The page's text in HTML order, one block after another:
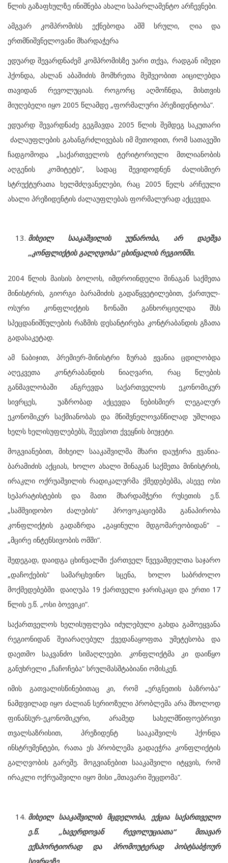
წლის გაზაფხულზე ინიშნება ახალი საპარლამენტო არჩევნები.
ამგვარ კომპრომისს ექნებოდა აშშ სრული, ღია და
ერთმნიშვნელოვანი მხარდაჭერა
ედუარდ შევარდნაძემ კომპრომისზე უარი თქვა, რადგან იმედი
ჰქონდა, ასლან აბაშიძის მომხრეთა მეშვეობით აიცილებდა
თავიდან რევოლუციას. როგორც აღმოჩნდა, მისთვის
მიუღებელი იყო 2005 წლამდე „ფორმალური პრეზიდენტობა“.
ედუარდ შევარდნაძე გეგმავდა 2005 წლის შემდეგ საკუთარი
ძალაუფლების გახანგრძლივებას იმ მეთოდით, რომ სათავეში
ჩადგომოდა „საქართველოს ტერიტორიული მთლიანობის
აღგენის კომიტეტს“, სადაც შევიდოდნენ ძალისმიერ
სტრუქტურათა ხელმძღვანელები, რაც 2005 წელს არჩეული
ახალი პრეზიდენტის ძალაუფლებას ფორმალურად აქცევდა.
მიხეილ სააკაშვილის უუნარობა, არ დაეშვა
„კონფლიქტის გალღვობა“ ცხინვალის რეგიონში.
2004 წლის მაისის ბოლოს, იმდროინდელი შინაგან საქმეთა
მინისტრის, გიორგი ბარამიძის გადაწყვეტილებით, ქართულ-
ოსური კონფლიქტის ზონაში განხორციელდა შსს
სპეცდანიშნულების რაზმის დესანტირება კონტრაბანდის გზათა
გადასაკეტად.
ამ ნაბიჯით, პრემიერ-მინისტრი ზურაბ ჟვანია ცდილობდა
აღეკვეთა კონტრაბანდის ნიაღვარი, რაც წლების
განმავლობაში ანგრევდა საქართველოს ეკონომიკურ
სივრცეს, უაზრობად აქცევდა ნებისმიერ ლეგალურ
ეკონომიკურ საქმიანობას და მნიშვნელოვანწილად უშლიდა
ხელს ხელისუფლებებს, შეევსოთ ქვეყნის ბიუჯეტი.
მოგვიანებით, მიხეილ სააკაშვილმა მხარი დაუჭირა ჟვანია-
ბარამიძის აქციას, ხოლო ახალი შინაგან საქმეთა მინისტრის,
ირაკლი ოქრუაშვილის რადიკალურმა ქმედებებმა, ასევე ოსი
სეპარატისტების და მათი მხარდამჭერი რუსეთის ე.წ.
„სამშვიდობო ძალების“ პროვოკაციებმა განაპირობა
კონფლიქტის გადაზრდა „გაყინული მდგომარეობიდან“ –
„მცირე ინტენსივობის ომში“.
შედეგად, დაიდგა ცხინვალში ქართველ წვევამდელთა საჯარო
„დაჩოქების“ სამარცხვინო სცენა, ხოლო საბრძოლო
მოქმედებებში დაიღუპა 19 ქართველი ჯარისკაცი და ერთი 17
წლის ე.წ. „ოსი ბოევიკი“.
საქართველოს ხელისუფლება იძულებული გახდა გამოეყვანა
რეგიონიდან შეიარაღებულ ქვედანაყოფთა უმეტესობა და
დაეთმო საკვანძო სიმაღლეები. კონფლიქტმა კი დაიწყო
განუხრელი „ჩაჩოჩება“ სრულმასშტაბიანი ომისკენ.
იმის გათვალისწინებითაც კი, რომ „ერგნეთის ბაზრობა“
ნამდვილად იყო ძალიან სერიოზული პრობლემა არა მხოლოდ
ფინანსურ-ეკონომიკური, არამედ სახელმწიფოებრივი
თვალსაზრისით, პრეზიდენტ სააკაშვილს ჰქონდა
ინსტრუმენტები, რათა ეს პრობლემა გადაეჭრა კონფლიქტის
გალღვობის გარეშე. მოგვიანებით სააკაშვილი იტყვის, რომ
ირაკლი ოქრუაშვილი იყო მისი „მთავარი შეცდომა“.
მიხეილ სააკაშვილის მცდელობა, ექცია საქართველო
ე.წ. „ხავერდოვან რევოლუციათა“ მთავარ
ექსპორტიორად და პრომოუტერად პოსტსაბჭოურ
სივრცეზე